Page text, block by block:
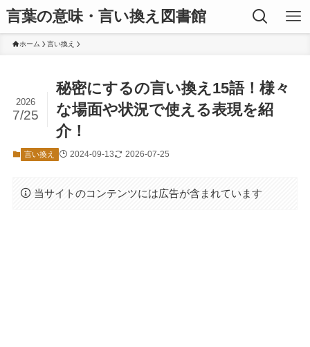
言葉の意味・言い換え図書館
ホーム 言い換え
秘密にするの言い換え15語！様々
な場面や状況で使える表現を紹
介！
2026
7/25
言い換え 2024-09-13 2026-07-25
当サイトのコンテンツには広告が含まれています